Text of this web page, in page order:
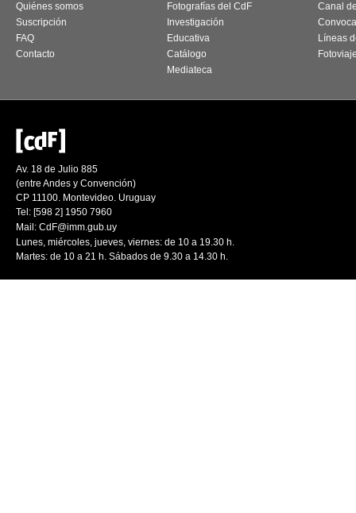
Quiénes somos
Suscripción
FAQ
Contacto
Fotografías del CdF
Investigación
Educativa
Catálogo
Mediateca
Canal
Líneas
Av. 18 de Julio 885
(entre Andes y Convención)
CP 11100. Montevideo. Uruguay
Tel: [598 2] 1950 7960
Mail: CdF@imm.gub.uy
Lunes, miércoles, jueves, viernes: de 10 a 19.30 h.
Martes: de 10 a 21 h. Sábados de 9.30 a 14.30 h.